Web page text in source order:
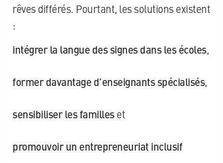
rêves différés. Pourtant, les solutions existent
:
intégrer la langue des signes dans les écoles,
former davantage d’enseignants spécialisés,
sensibiliser les familleset
promouvoir un entrepreneuriat inclusif